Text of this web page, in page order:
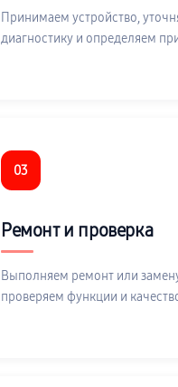
Принимаем устройство,
диагностику и определяем
03
Ремонт и проверка
Выполняем ремонт или
проверяем функции и